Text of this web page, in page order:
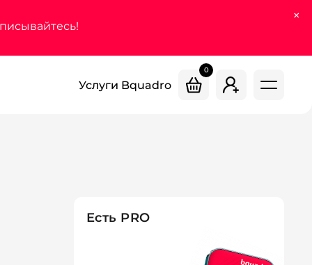
×
Услуги Bquadro
0
Есть PRO